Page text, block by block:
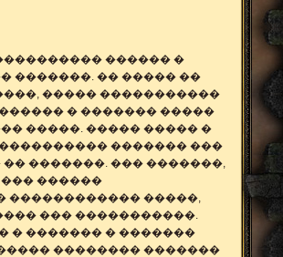
������ �
�������. �� ����� ��
����� �����������
� ������� �����
�����. ����� ����� �
������� ���
�������. ��� �������,
������
������������ �����,
��� �����������.
� ������� � �������
�������� �������